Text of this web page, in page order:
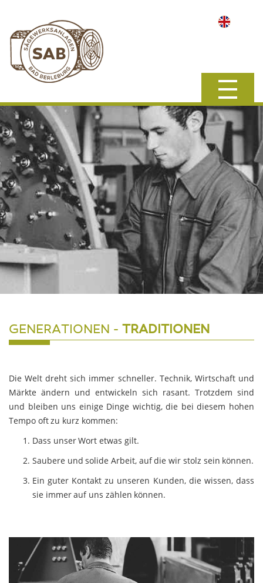
GENERATIONEN - TRADITIONEN
Die Welt dreht sich immer schneller. Technik, Wirtschaft und
Märkte ändern und entwickeln sich rasant. Trotzdem sind
und bleiben uns einige Dinge wichtig, die bei diesem hohen
Tempo oft zu kurz kommen:
Dass unser Wort etwas gilt.
Saubere und solide Arbeit, auf die wir stolz sein können.
Ein guter Kontakt zu unseren Kunden, die wissen, dass
sie immer auf uns zählen können.